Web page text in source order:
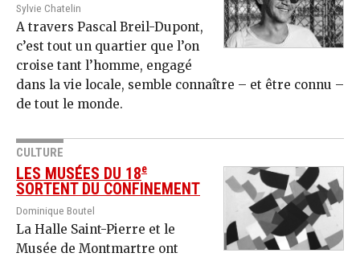
Sylvie Chatelin
A travers Pascal Breil-Dupont,
c’est tout un quartier que l’on
croise tant l’homme, engagé
dans la vie locale, semble connaître – et être connu –
de tout le monde.
CULTURE
LES MUSÉES DU 18e
SORTENT DU CONFINEMENT
Dominique Boutel
La Halle Saint-Pierre et le
Musée de Montmartre ont